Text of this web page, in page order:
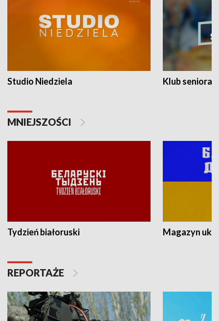
Studio Niedziela Klub seniora
MNIEJSZOŚCI
Tydzień białoruski Magazyn
REPORTAŻE